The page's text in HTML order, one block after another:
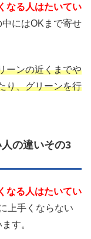
なる人はたいてい
中にはOKまで寄せ
ーンの近くまでや
り、グリーンを行
の違いその3
なる人はたいてい
上手くならない
す。